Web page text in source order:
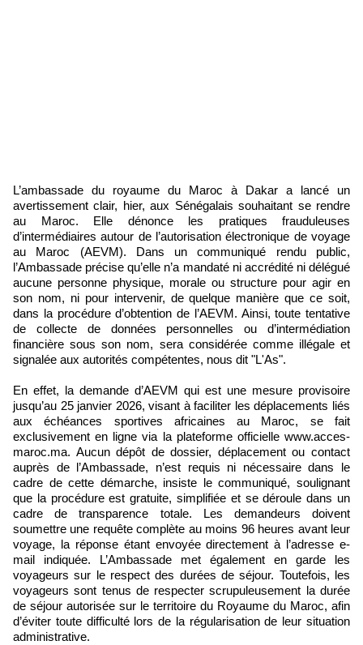
L’ambassade du royaume du Maroc à Dakar a lancé un
avertissement clair, hier, aux Sénégalais souhaitant se rendre
au Maroc. Elle dénonce les pratiques frauduleuses
d’intermédiaires autour de l’autorisation électronique de voyage
au Maroc (AEVM). Dans un communiqué rendu public,
l’Ambassade précise qu’elle n’a mandaté ni accrédité ni délégué
aucune personne physique, morale ou structure pour agir en
son nom, ni pour intervenir, de quelque manière que ce soit,
dans la procédure d’obtention de l’AEVM. Ainsi, toute tentative
de collecte de données personnelles ou d’intermédiation
financière sous son nom, sera considérée comme illégale et
signalée aux autorités compétentes, nous dit "L'As".
En effet, la demande d’AEVM qui est une mesure provisoire
jusqu’au 25 janvier 2026, visant à faciliter les déplacements liés
aux échéances sportives africaines au Maroc, se fait
exclusivement en ligne via la plateforme officielle www.acces-
maroc.ma. Aucun dépôt de dossier, déplacement ou contact
auprès de l’Ambassade, n’est requis ni nécessaire dans le
cadre de cette démarche, insiste le communiqué, soulignant
que la procédure est gratuite, simplifiée et se déroule dans un
cadre de transparence totale. Les demandeurs doivent
soumettre une requête complète au moins 96 heures avant leur
voyage, la réponse étant envoyée directement à l’adresse e-
mail indiquée. L’Ambassade met également en garde les
voyageurs sur le respect des durées de séjour. Toutefois, les
voyageurs sont tenus de respecter scrupuleusement la durée
de séjour autorisée sur le territoire du Royaume du Maroc, afin
d’éviter toute difficulté lors de la régularisation de leur situation
administrative.